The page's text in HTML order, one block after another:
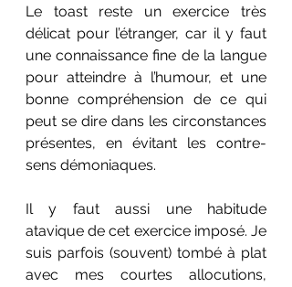
Le toast reste un exercice très
délicat pour l’étranger, car il y faut
une connaissance fine de la langue
pour atteindre à l’humour, et une
bonne compréhension de ce qui
peut se dire dans les circonstances
présentes, en évitant les contre-
sens démoniaques.
Il y faut aussi une habitude
atavique de cet exercice imposé. Je
suis parfois (souvent) tombé à plat
avec mes courtes allocutions,